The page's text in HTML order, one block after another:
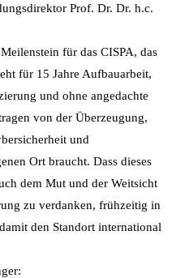
Prof. Dr. Dr. h.c.
für das CISPA, das
für 15 Jahre Aufbauarbeit,
und ohne angedachte
von der Überzeugung,
und
Ort braucht. Dass dieses
dem Mut und der Weitsicht
zu verdanken, frühzeitig in
den Standort international